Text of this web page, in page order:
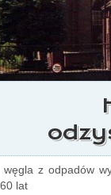
węgla z odpadów
60 lat